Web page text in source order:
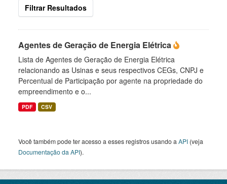
Filtrar Resultados
Agentes de Geração de Energia Elétrica
Lista de Agentes de Geração de Energia Elétrica
relacionando as Usinas e seus respectivos CEGs, CNPJ e
Percentual de Participação por agente na propriedade do
empreendimento e o...
PDF CSV
Você também pode ter acesso a esses registros usando a API (veja
Documentação da API).